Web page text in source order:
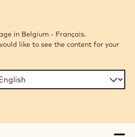
in Belgium - Français.
like to see the content for your